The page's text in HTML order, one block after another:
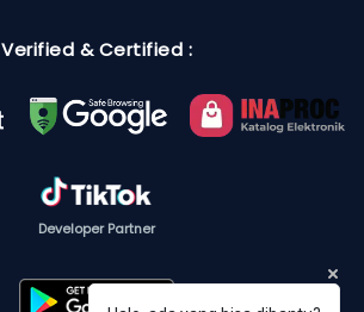
Verified & Certified :
Developer Partner